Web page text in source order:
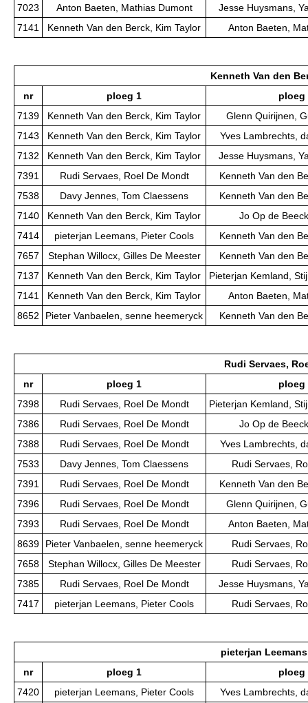
7023 Anton Baeten, Mathias Dumont
Jesse Huysmans,
7141
Kenneth Van den Berck, Kim Taylor Anton Baeten,
Kenneth Van den
nr
ploeg 1
ploeg
7139
Kenneth Van den Berck, Kim Taylor
Glenn Quirijnen,
7143
Kenneth Van den Berck, Kim Taylor
Yves Lambrechts,
7132
Kenneth Van den Berck, Kim Taylor
Jesse Huysmans,
7391
Rudi Servaes, Roel De Mondt
Kenneth Van den
7538
Davy Jennes, Tom Claessens
Kenneth Van den
7140
Kenneth Van den Berck, Kim Taylor
Jo Op de
7414
pieterjan Leemans, Pieter Cools
Kenneth Van den
7657
Stephan Willocx, Gilles De Meester
Kenneth Van den
7137
Kenneth Van den Berck, Kim Taylor
Pieterjan Kemland,
7141
Kenneth Van den Berck, Kim Taylor
Anton Baeten,
8652
Pieter Vanbaelen, senne heemeryck Kenneth Van den
Rudi Servaes,
nr
ploeg 1
ploeg
7398
Rudi Servaes, Roel De Mondt
Pieterjan Kemland,
7386
Rudi Servaes, Roel De Mondt
Jo Op de
7388
Rudi Servaes, Roel De Mondt
Yves Lambrechts,
7533
Davy Jennes, Tom Claessens
Rudi Servaes,
7391
Rudi Servaes, Roel De Mondt
Kenneth Van den
7396
Rudi Servaes, Roel De Mondt
Glenn Quirijnen,
7393
Rudi Servaes, Roel De Mondt
Anton Baeten,
8639
Pieter Vanbaelen, senne heemeryck
Rudi Servaes,
7658
Stephan Willocx, Gilles De Meester
Rudi Servaes,
7385
Rudi Servaes, Roel De Mondt
Jesse Huysmans,
7417
pieterjan Leemans, Pieter Cools Rudi Servaes,
pieterjan
nr
ploeg 1
ploeg
7420
pieterjan Leemans, Pieter Cools
Yves Lambrechts,